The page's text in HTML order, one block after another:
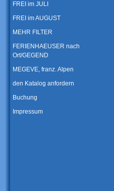
FREI im JULI
FREI im AUGUST
MEHR FILTER
FERIENHAEUSER nach
Ort/GEGEND
MEGEVE, franz. Alpen
den Katalog anfordern
Buchung
Impressum